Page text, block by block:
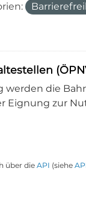
die
Eignung zur
über die API (siehe